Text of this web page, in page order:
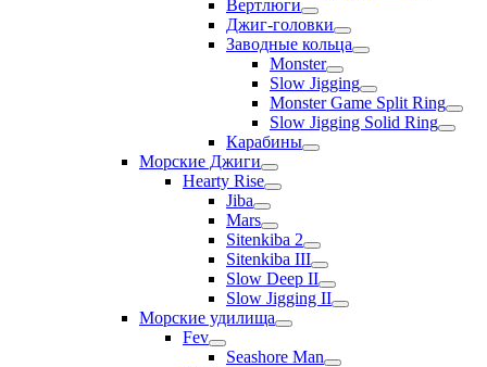
Вертлюги
Джиг-головки
Заводные кольца
Monster
Slow Jigging
Monster Game Split Ring
Slow Jigging Solid Ring
Карабины
Морские Джиги
Hearty Rise
Jiba
Mars
Sitenkiba 2
Sitenkiba III
Slow Deep II
Slow Jigging II
Морские удилища
Fev
Seashore Man